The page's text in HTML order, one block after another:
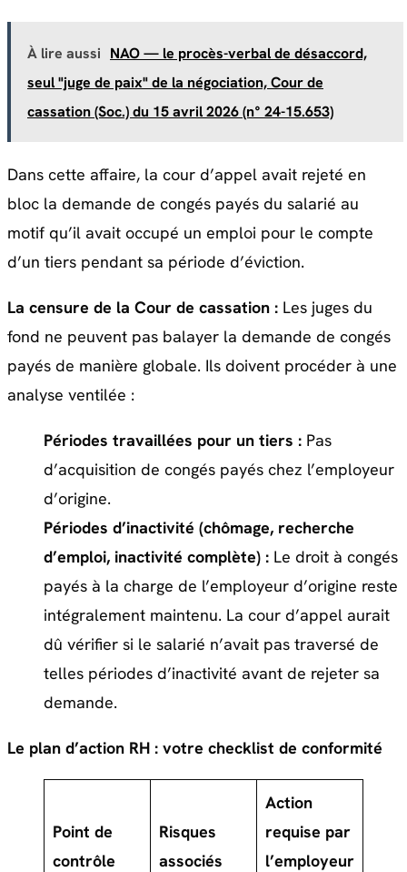
À lire aussi NAO — le procès-verbal de désaccord,
seul "juge de paix" de la négociation, Cour de
cassation (Soc.) du 15 avril 2026 (n° 24-15.653)
Dans cette affaire, la cour d’appel avait rejeté en
bloc la demande de congés payés du salarié au
motif qu’il avait occupé un emploi pour le compte
d’un tiers pendant sa période d’éviction.
La censure de la Cour de cassation : Les juges du
fond ne peuvent pas balayer la demande de congés
payés de manière globale. Ils doivent procéder à une
analyse ventilée :
Périodes travaillées pour un tiers : Pas
d’acquisition de congés payés chez l’employeur
d’origine.
Périodes d’inactivité (chômage, recherche
d’emploi, inactivité complète) : Le droit à congés
payés à la charge de l’employeur d’origine reste
intégralement maintenu. La cour d’appel aurait
dû vérifier si le salarié n’avait pas traversé de
telles périodes d’inactivité avant de rejeter sa
demande.
Le plan d’action RH : votre checklist de conformité
Point de
contrôle
Risques
associés
Action
requise par
l’employeur